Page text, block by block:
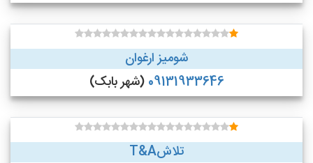
شومیز ارغوان
09131933646 (شهر بابک)
تلاشT&A